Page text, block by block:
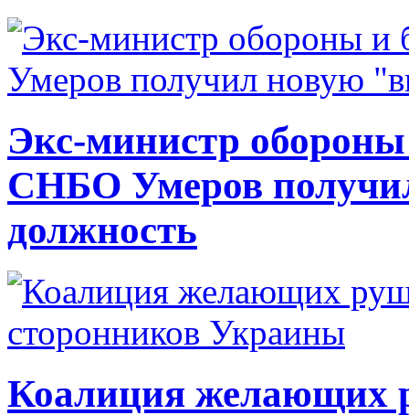
Экс-министр
СНБО Умеров
должность
Коалиция желающих